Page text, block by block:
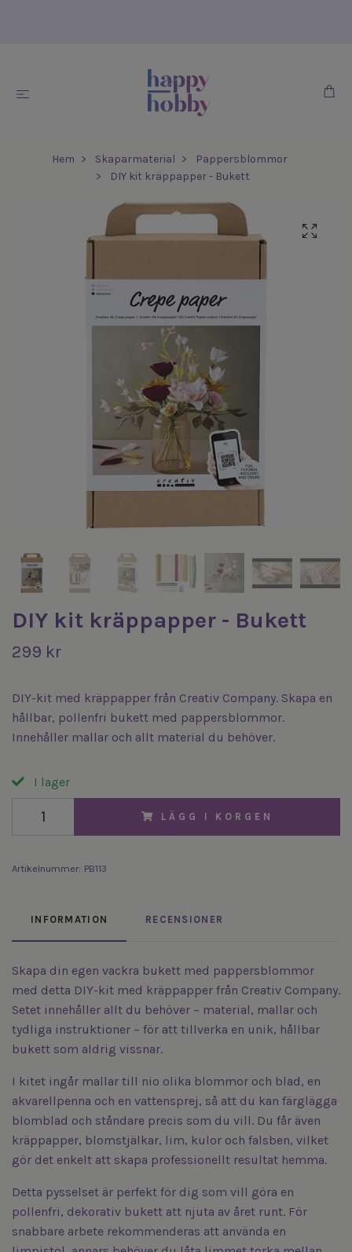
Hem Skaparmaterial
Pappersblommor
DIY kit kräppapper - Bukett
DIY kit kräppapper - Bukett
299 kr
DIY-kit med kräppapper från Creativ Company. Skapa en
hållbar, pollenfri bukett med pappersblommor.
Innehåller mallar och allt material du behöver.
I lager
LÄGG I KORGEN
Artikelnummer: PB113
INFORMATION RECENSIONER
Skapa din egen vackra bukett med pappersblommor
med detta DIY-kit med kräppapper från Creativ Company.
Setet innehåller allt du behöver – material, mallar och
tydliga instruktioner – för att tillverka en unik, hållbar
bukett som aldrig vissnar.
I kitet ingår mallar till nio olika blommor och blad, en
akvarellpenna och en vattensprej, så att du kan färglägga
blomblad och ståndare precis som du vill. Du får även
kräppapper, blomstjälkar, lim, kulor och falsben, vilket
gör det enkelt att skapa professionellt resultat hemma.
Detta pysselset är perfekt för dig som vill göra en
pollenfri, dekorativ bukett att njuta av året runt. För
snabbare arbete rekommenderas att använda en